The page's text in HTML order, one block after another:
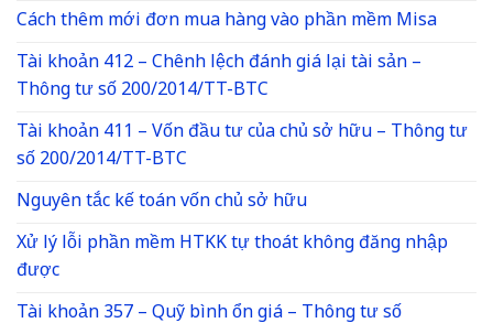
Cách thêm mới đơn mua hàng vào phần mềm Misa
Tài khoản 412 – Chênh lệch đánh giá lại tài sản –
Thông tư số 200/2014/TT-BTC
Tài khoản 411 – Vốn đầu tư của chủ sở hữu – Thông tư
số 200/2014/TT-BTC
Nguyên tắc kế toán vốn chủ sở hữu
Xử lý lỗi phần mềm HTKK tự thoát không đăng nhập
được
Tài khoản 357 – Quỹ bình ổn giá – Thông tư số